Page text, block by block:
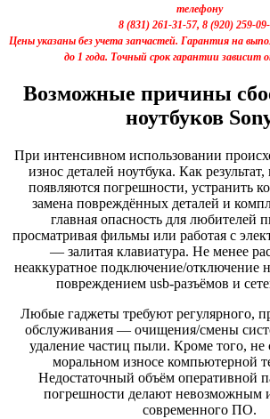
телефону
8 (831) 261-31-57, 8 (920) 259-
Цены указаны без учета запчастей. Гарантия на
до 1 года. Точный срок гарантии зависит
Возможные причины
ноутбуков
При интенсивном использовании
износ деталей ноутбука. Как результат,
появляются погрешности, устранить
замена повреждённых деталей и
главная опасность для любителей
просматривая фильмы или работая с
— залитая клавиатура. Не менее
неаккуратное подключение/отключение
повреждением usb-разъёмов и
Любые гаджеты требуют регулярного,
обслуживания — очищения/смены
удаление частиц пыли. Кроме того, не
моральном износе компьютерной
Недостаточный объём оперативной
погрешности делают невозможным
современного ПО.